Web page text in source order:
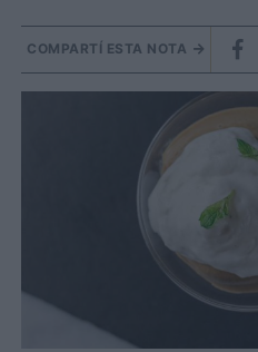
COMPARTÍ ESTA NOTA